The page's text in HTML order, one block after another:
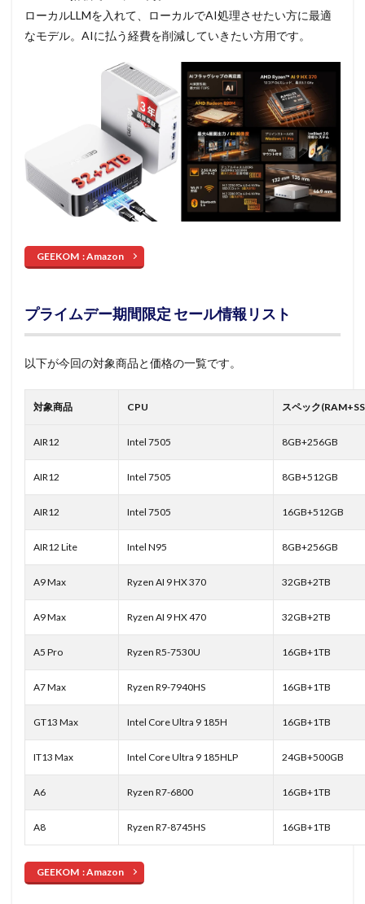
ローカルLLMを入れて、ローカルでAI処理させたい方に最適
なモデル。AIに払う経費を削減していきたい方用です。
GEEKOM : Amazon
プライムデー期間限定 セール情報リスト
以下が今回の対象商品と価格の一覧です。
対象商品 CPU スペック
AIR12 Intel 7505 8GB+256GB
AIR12 Intel 7505 8GB+512GB
AIR12 Intel 7505 16GB+512GB
AIR12 Lite Intel N95 8GB+256GB
A9 Max Ryzen AI 9 HX 370 32GB+2TB
A9 Max Ryzen AI 9 HX 470 32GB+2TB
A5 Pro Ryzen R5-7530U 16GB+1TB
A7 Max Ryzen R9-7940HS 16GB+1TB
GT13 Max Intel Core Ultra 9 185H 16GB+1TB
IT13 Max Intel Core Ultra 9 185HLP 24GB+500GB
A6 Ryzen R7-6800 16GB+1TB
A8 Ryzen R7-8745HS 16GB+1TB
GEEKOM : Amazon